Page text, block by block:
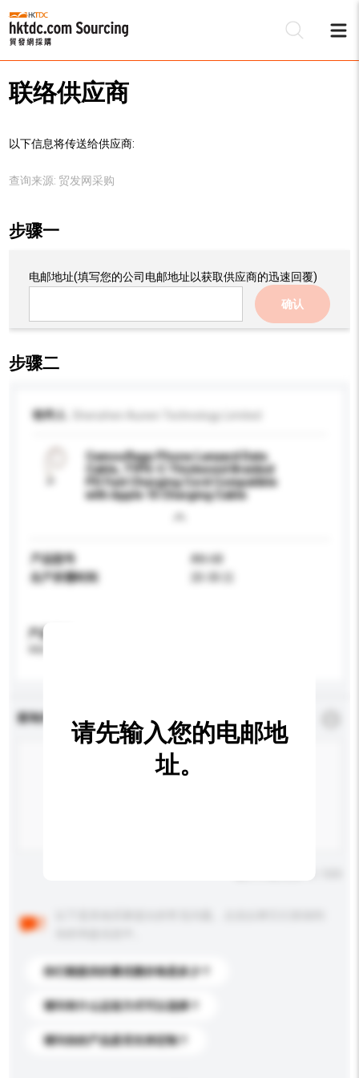
联络供应商
以下信息将传送给供应商:
查询来源: 贸发网采购
步骤一
电邮地址(填写您的公司电邮地址以获取供应商的迅速回覆)
确认
步骤二
收件人
Camouflage Phone Lanyard Data
Cable, TYPE-C Thickened Braided
PD Fast Charging Cord Compatible
with Apple 15 Charging Cable
产品型号
AN-68
生产所需时间
20-30 日
产品规格
查询内容 必须填写
你们能提供的最优惠价格是多少？
请问有什么运送方式可以选择？
请问你的产品是否支持定制？
请先输入您的电邮地
址。